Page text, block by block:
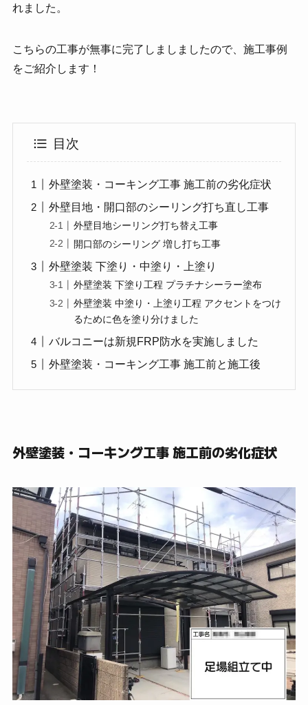
れました。
こちらの工事が無事に完了しましましたので、施工事例
をご紹介します！
目次
外壁塗装・コーキング工事 施工前の劣化症状
外壁目地・開口部のシーリング打ち直し工事
外壁目地シーリング打ち替え工事
開口部のシーリング 増し打ち工事
外壁塗装 下塗り・中塗り・上塗り
外壁塗装 下塗り工程 プラチナシーラー塗布
外壁塗装 中塗り・上塗り工程 アクセントをつけ
るために色を塗り分けました
バルコニーは新規FRP防水を実施しました
外壁塗装・コーキング工事 施工前と施工後
外壁塗装・コーキング工事 施工前の劣化症状